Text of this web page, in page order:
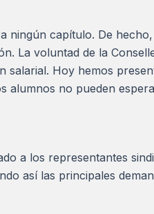
ningún capítulo. De
La voluntad de la
salarial. Hoy hemos
alumnos no pueden
a los representantes
así las principales